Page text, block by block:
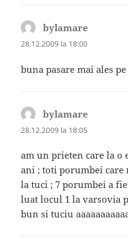
bylamare
28.12.2009 la 18:00
buna pasare mai ales
bylamare
28.12.2009 la 18:05
am un prieten care la o
ani ; toti porumbei
la tuci ; 7 porumbei a
luat locul 1 la varsovia
bun si tuciu